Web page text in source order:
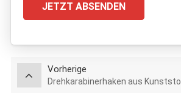
JETZT ABSENDEN
Vorherige
Drehkarabinerhaken aus